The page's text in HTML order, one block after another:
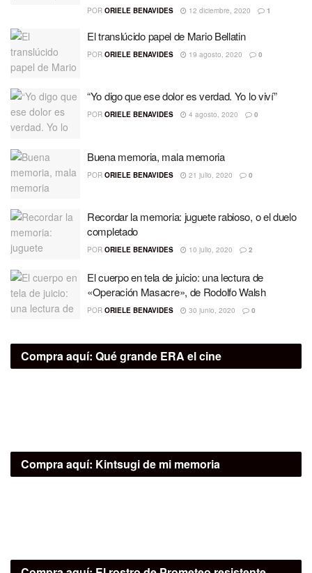
POR ORIELE BENAVIDES 12 diciembre, 2020 1
El translúcido papel de Mario Bellatin
POR ORIELE BENAVIDES 19 agosto, 2020 0
“Yo digo que ese dolor es verdad. Yo lo viví”
POR ORIELE BENAVIDES 4 agosto, 2020 0
Buena memoria, mala memoria
POR ORIELE BENAVIDES 21 julio, 2020 0
Recordar la memoria: juguete rabioso, o el duelo
completado
POR ORIELE BENAVIDES 10 julio, 2020 2
El cuerpo en tela de juicio: una lectura de
«Operación Masacre», de Rodolfo Walsh
POR ORIELE BENAVIDES 30 junio, 2020 0
Compra aquí: Qué grande ERA el cine
Compra aquí: Kintsugi de mi memoria